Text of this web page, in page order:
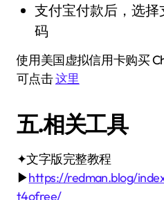
支付宝付款后，选
码
使用美国虚拟信用卡购买
可点击这里
五.相关工具
✦文字版完整教程
▶https://redman.blog/
t4ofree/